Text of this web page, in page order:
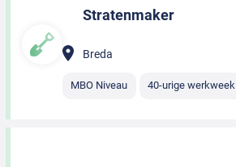
Stratenmaker
Breda
MBO Niveau 40-urige werkweek